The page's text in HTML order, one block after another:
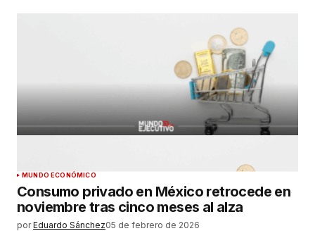
MUNDO ECONÓMICO
Consumo privado en México retrocede en
noviembre tras cinco meses al alza
por Eduardo Sánchez05 de febrero de 2026